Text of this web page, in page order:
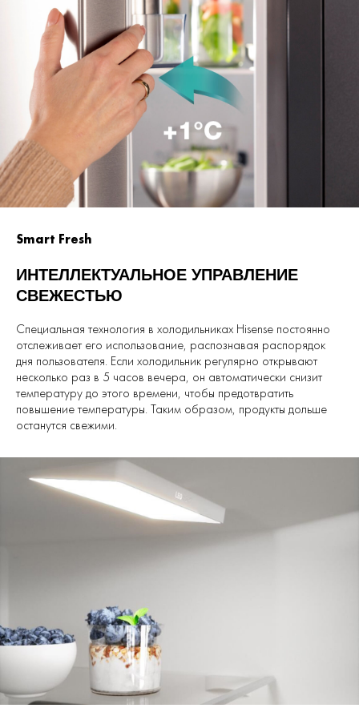
Smart Fresh
ИНТЕЛЛЕКТУАЛЬНОЕ УПРАВЛЕНИЕ
СВЕЖЕСТЬЮ
Специальная технология в холодильниках Hisense постоянно
отслеживает его использование, распознавая распорядок
дня пользователя. Если холодильник регулярно открывают
несколько раз в 5 часов вечера, он автоматически снизит
температуру до этого времени, чтобы предотвратить
повышение температуры. Таким образом, продукты дольше
останутся свежими.